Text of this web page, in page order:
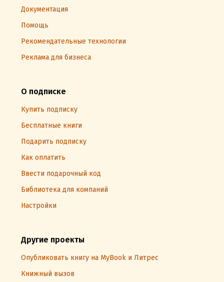
Документация
Помощь
Рекомендательные технологии
Реклама для бизнеса
О подписке
Купить подписку
Бесплатные книги
Подарить подписку
Как оплатить
Ввести подарочный код
Библиотека для компаний
Настройки
Другие проекты
Опубликовать книгу на MyBook и Литрес
Книжный вызов